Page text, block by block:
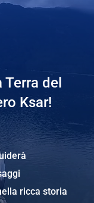
del
Ksar!
ricca storia